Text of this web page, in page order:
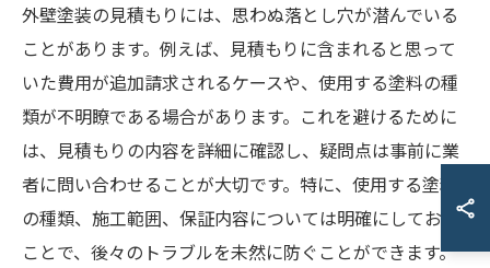
外壁塗装の見積もりには、思わぬ落とし穴が潜んでいる
ことがあります。例えば、見積もりに含まれると思って
いた費用が追加請求されるケースや、使用する塗料の種
類が不明瞭である場合があります。これを避けるために
は、見積もりの内容を詳細に確認し、疑問点は事前に業
者に問い合わせることが大切です。特に、使用する塗料
の種類、施工範囲、保証内容については明確にしておく
ことで、後々のトラブルを未然に防ぐことができます。